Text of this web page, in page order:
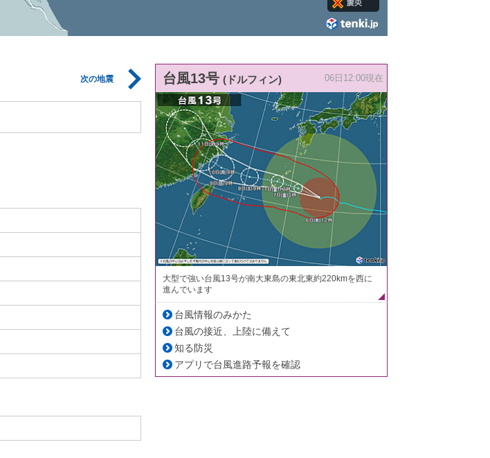
次の地震 台風13号 (ドルフィン) 06日12:00現在
大型で強い台風13号が南大東島の東北東約220kmを西に
進んでいます
台風情報のみかた
台風の接近、上陸に備えて
知る防災
アプリで台風進路予報を確認